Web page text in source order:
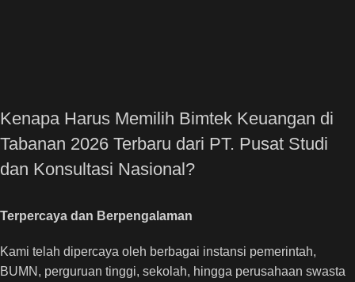
Kenapa Harus Memilih Bimtek Keuangan di
Tabanan 2026 Terbaru dari PT. Pusat Studi
dan Konsultasi Nasional?
Terpercaya dan Berpengalaman
Kami telah dipercaya oleh berbagai instansi pemerintah,
BUMN, perguruan tinggi, sekolah, hingga perusahaan swasta